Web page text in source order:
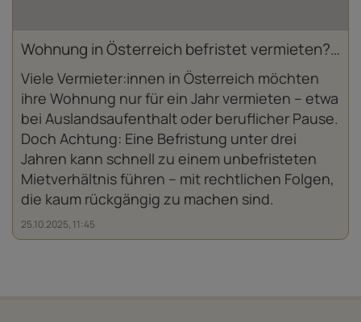
Wohnung in Österreich befristet vermieten? 🏘️ Das sollten Sie unbedingt wissen!
Viele Vermieter:innen in Österreich möchten
ihre Wohnung nur für ein Jahr vermieten – etwa
bei Auslandsaufenthalt oder beruflicher Pause.
Doch Achtung: Eine Befristung unter drei
Jahren kann schnell zu einem unbefristeten
Mietverhältnis führen – mit rechtlichen Folgen,
die kaum rückgängig zu machen sind.
25.10.2025, 11:45